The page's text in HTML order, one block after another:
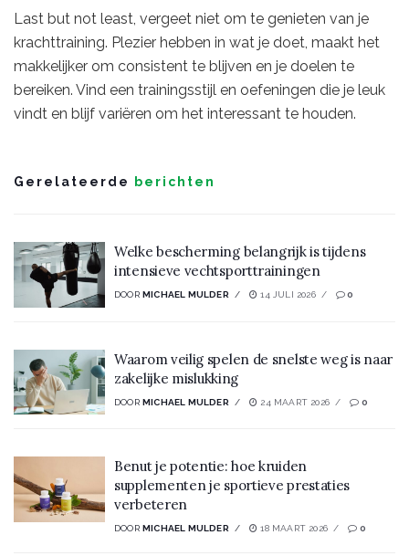
Last but not least, vergeet niet om te genieten van je
krachttraining. Plezier hebben in wat je doet, maakt het
makkelijker om consistent te blijven en je doelen te
bereiken. Vind een trainingsstijl en oefeningen die je leuk
vindt en blijf variëren om het interessant te houden.
Gerelateerde berichten
Welke bescherming belangrijk is tijdens
intensieve vechtsporttrainingen
DOOR MICHAEL MULDER 14 JULI 2026 0
Waarom veilig spelen de snelste weg is naar
zakelijke mislukking
DOOR MICHAEL MULDER 24 MAART 2026 0
Benut je potentie: hoe kruiden
supplementen je sportieve prestaties
verbeteren
DOOR MICHAEL MULDER 18 MAART 2026 0